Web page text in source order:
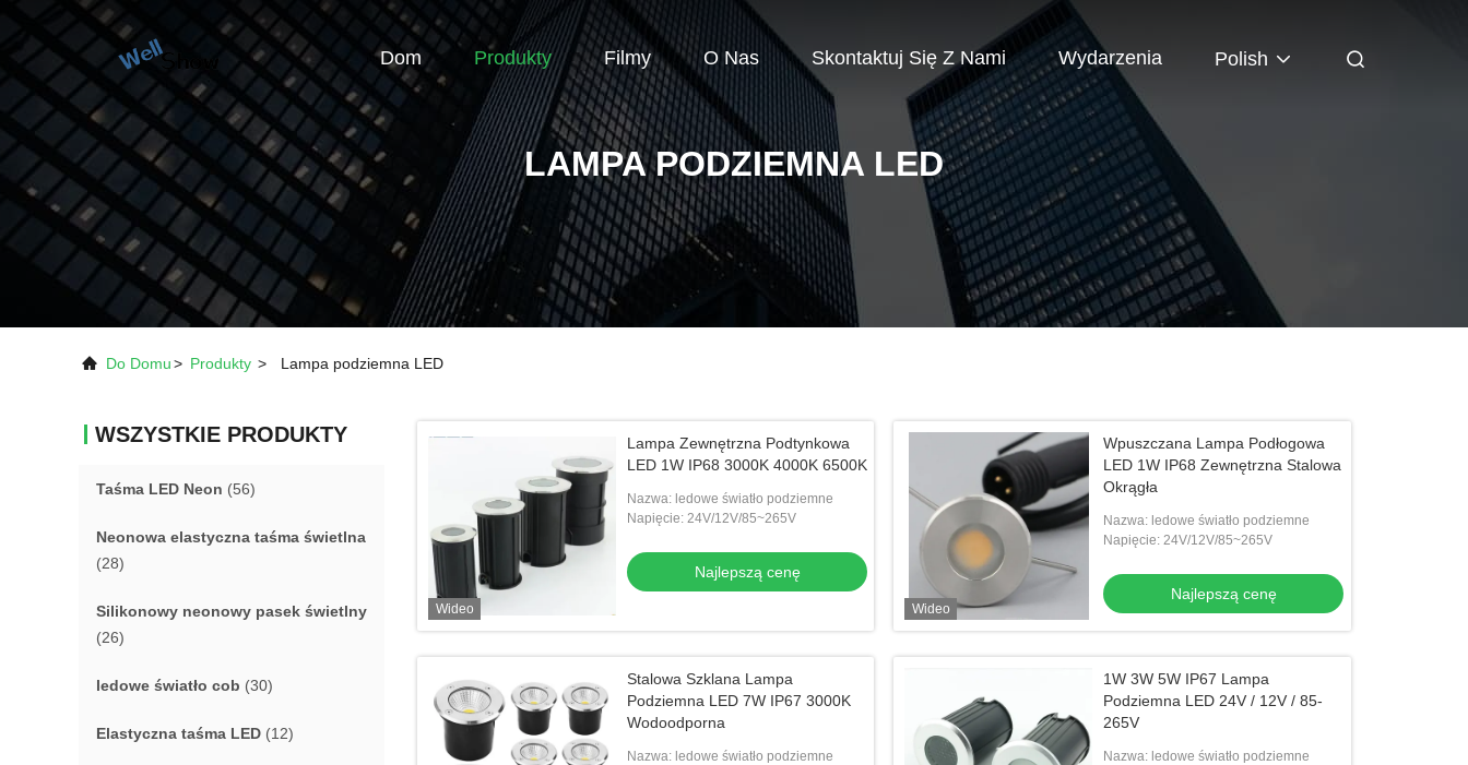
Dom Produkty Filmy O Nas Skontaktuj Się Z Nami Wydarzenia Polish
LAMPA PODZIEMNA LED
Do Domu> Produkty > Lampa podziemna LED
WSZYSTKIE PRODUKTY
Taśma LED Neon (56)
Neonowa elastyczna taśma świetlna
(28)
Silikonowy neonowy pasek świetlny
(26)
ledowe światło cob (30)
Elastyczna taśma LED (12)
Wideo
Lampa Zewnętrzna Podtynkowa
LED 1W IP68 3000K 4000K 6500K
Nazwa: ledowe światło podziemne
Napięcie: 24V/12V/85~265V
Najlepszą cenę
Wideo
Wpuszczana Lampa Podłogowa
LED 1W IP68 Zewnętrzna Stalowa
Okrągła
Nazwa: ledowe światło podziemne
Napięcie: 24V/12V/85~265V
Najlepszą cenę
Stalowa Szklana Lampa
Podziemna LED 7W IP67 3000K
Wodoodporna
Nazwa: ledowe światło podziemne
1W 3W 5W IP67 Lampa
Podziemna LED 24V / 12V / 85-
265V
Nazwa: ledowe światło podziemne